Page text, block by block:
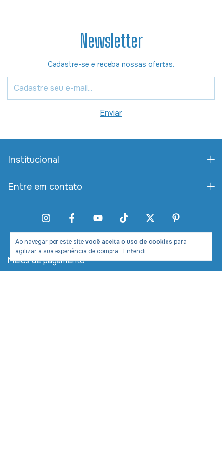
Ao navegar por este sitevocê aceita o uso de cookies para
agilizar a sua experiência de compra. Entendi
Newsletter
Cadastre-se e receba nossas ofertas.
Institucional
Entre em contato
Meios de pagamento